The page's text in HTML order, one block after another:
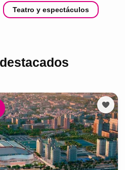
Teatro y espectáculos